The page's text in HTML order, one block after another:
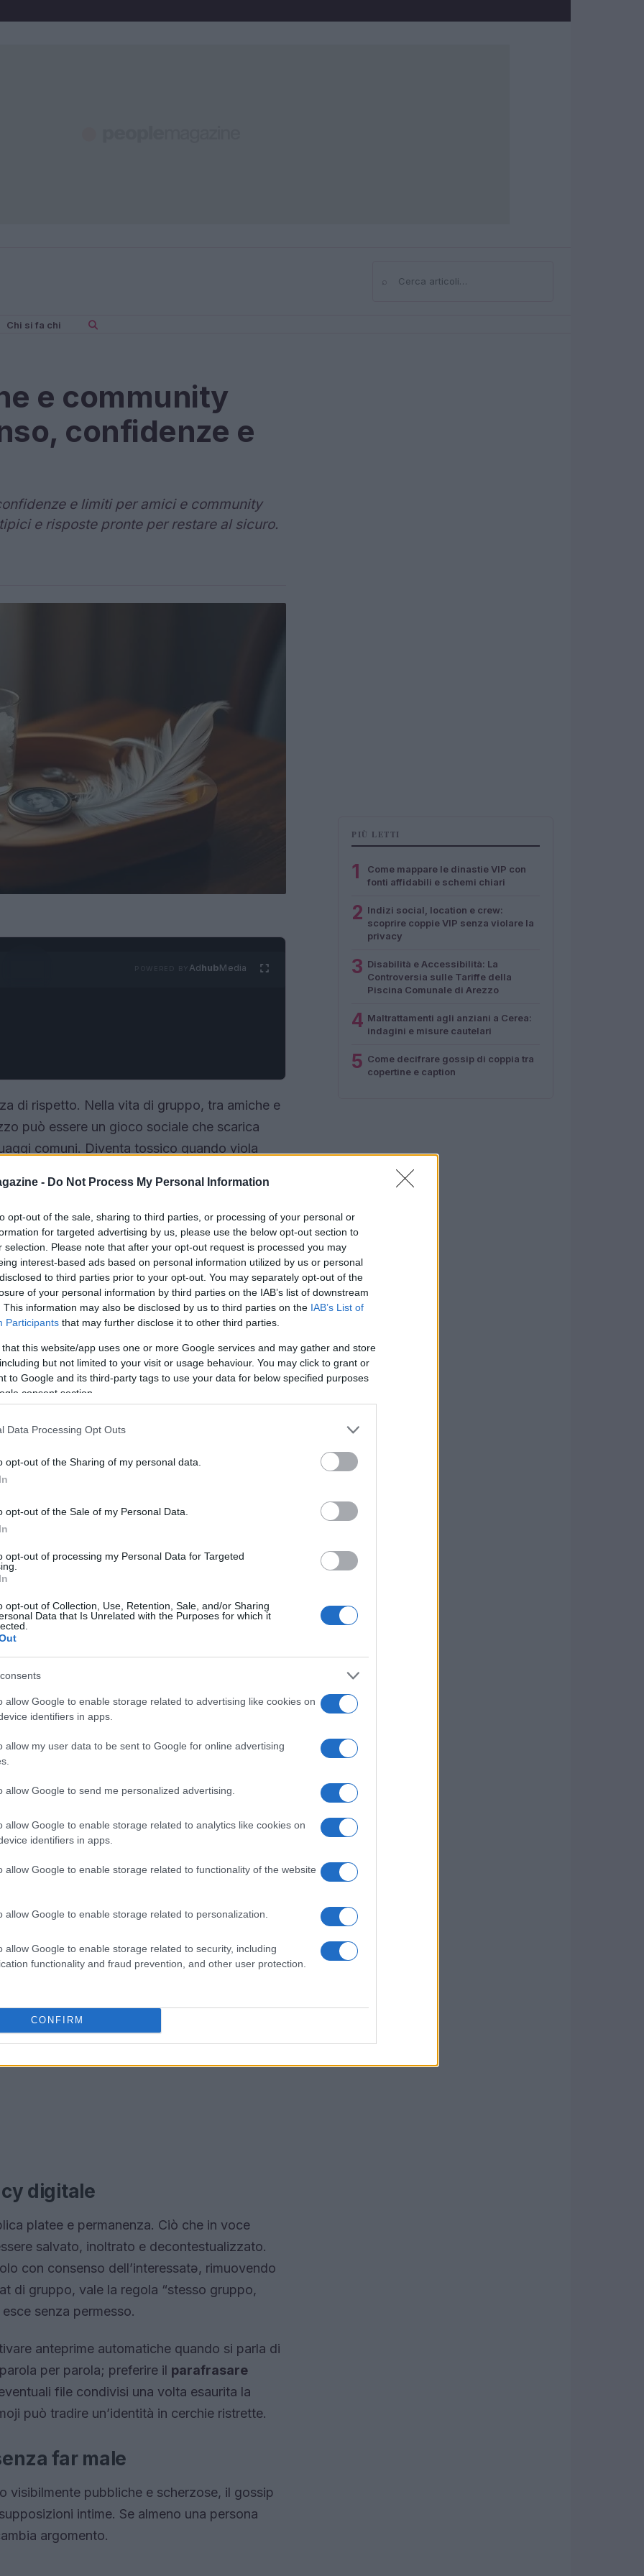
- Do Not Process My Personal Information
opt-out of the sale, sharing to third parties, or processing of your personal or
for targeted advertising by us, please use the below opt-out section to
selection. Please note that after your opt-out request is processed you may
interest-based ads based on personal information utilized by us or personal
to third parties prior to your opt-out. You may separately opt-out of the
of your personal information by third parties on the IAB’s list of downstream
This information may also be disclosed by us to third parties on the IAB’s List of
Participants that may further disclose it to other third parties.
that this website/app uses one or more Google services and may gather and store
but not limited to your visit or usage behaviour. You may click to grant or
to Google and its third-party tags to use your data for below specified purposes
consent section.
Data Processing Opt Outs
opt-out of the Sharing of my personal data.
opt-out of the Sale of my Personal Data.
opt-out of processing my Personal Data for Targeted
opt-out of Collection, Use, Retention, Sale, and/or Sharing
Data that Is Unrelated with the Purposes for which it
allow Google to enable storage related to advertising like cookies on
identifiers in apps.
allow my user data to be sent to Google for online advertising
allow Google to send me personalized advertising.
allow Google to enable storage related to analytics like cookies on
identifiers in apps.
allow Google to enable storage related to functionality of the website
allow Google to enable storage related to personalization.
allow Google to enable storage related to security, including
functionality and fraud prevention, and other user protection.
CONFIRM
⌕Cerca
Chi si fa chi
e community
confidenze e
e limiti per amici e community
e risposte pronte per restare al sicuro.
AdhubMedia
di rispetto. Nella vita di gruppo, tra amiche e
può essere un gioco sociale che scarica
comuni. Diventa tossico quando viola
chiaro, dove tutti possano sentirsi
Nella maggior parte dei casi,
ridurre i danni. Questo articolo definisce i
esplora i rischi degli
e malintesi senza rompere i legami.
come
orientamento, salute o dinamiche relazionali,
parlarne altrove. Non basta l’assenza di divieti
community
Un buon test è chiedersi: questa
è dell’altrə, fermarsi è un atto di cura.
outfit, meme interni, goffi equivoci senza
di vulnerabilità, il tono cambia. L’etica
non di qualcuno.
digitale
platee e permanenza. Ciò che in voce
salvato, inoltrato e decontestualizzato.
con consenso dell’interessatə, rimuovendo
di gruppo, vale la regola “stesso gruppo,
senza permesso.
anteprime automatiche quando si parla di
per parola; preferire il parafrasare
file condivisi una volta esaurita la
può tradire un’identità in cerchie ristrette.
far male
visibilmente pubbliche e scherzose, il gossip
intime. Se almeno una persona
argomento.
PIÙ LETTI
1
Come mappare le dinastie VIP con
fonti affidabili e schemi chiari
2 Indizi social, location e crew:
scoprire coppie VIP senza violare la
privacy
3 Disabilità e Accessibilità: La
Controversia sulle Tariffe della
Piscina Comunale di Arezzo
4 Maltrattamenti agli anziani a Cerea:
indagini e misure cautelari
5 Come decifrare gossip di coppia tra
copertine e caption